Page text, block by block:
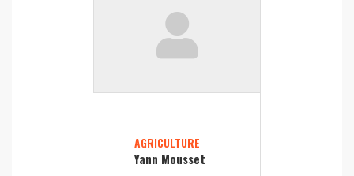
AGRICULTURE
Yann Mousset